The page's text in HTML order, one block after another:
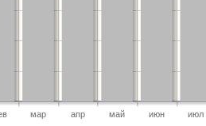
мар апр май июн июл